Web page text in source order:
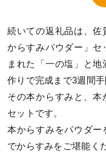
続いての返礼品は、佐
からすみパウダー」セ
まれた「一の塩」と
作りで完成まで3週間
その本からすみと、
セットです。
本からすみをパウダ
でからすみをご堪能く